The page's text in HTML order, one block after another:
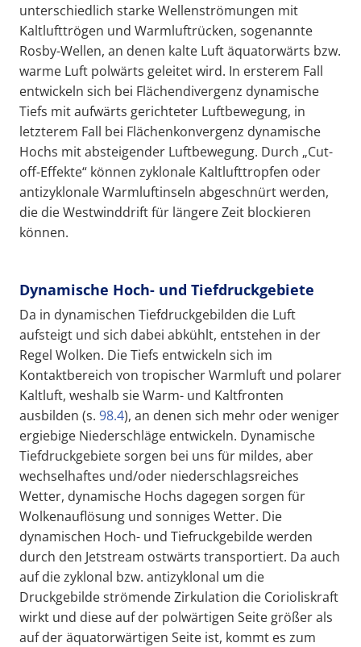
unterschiedlich starke Wellenströmungen mit
Kaltlufttrögen und Warmluftrücken, sogenannte
Rosby-Wellen, an denen kalte Luft äquatorwärts bzw.
warme Luft polwärts geleitet wird. In ersterem Fall
entwickeln sich bei Flächendivergenz dynamische
Tiefs mit aufwärts gerichteter Luftbewegung, in
letzterem Fall bei Flächenkonvergenz dynamische
Hochs mit absteigender Luftbewegung. Durch „Cut-
off-Effekte“ können zyklonale Kaltlufttropfen oder
antizyklonale Warmluftinseln abgeschnürt werden,
die die Westwinddrift für längere Zeit blockieren
können.
Dynamische Hoch- und Tiefdruckgebiete
Da in dynamischen Tiefdruckgebilden die Luft
aufsteigt und sich dabei abkühlt, entstehen in der
Regel Wolken. Die Tiefs entwickeln sich im
Kontaktbereich von tropischer Warmluft und polarer
Kaltluft, weshalb sie Warm- und Kaltfronten
ausbilden (s. 98.4), an denen sich mehr oder weniger
ergiebige Niederschläge entwickeln. Dynamische
Tiefdruckgebiete sorgen bei uns für mildes, aber
wechselhaftes und/oder niederschlagsreiches
Wetter, dynamische Hochs dagegen sorgen für
Wolkenauflösung und sonniges Wetter. Die
dynamischen Hoch- und Tiefruckgebilde werden
durch den Jetstream ostwärts transportiert. Da auch
auf die zyklonal bzw. antizyklonal um die
Druckgebilde strömende Zirkulation die Corioliskraft
wirkt und diese auf der polwärtigen Seite größer als
auf der äquatorwärtigen Seite ist, kommt es zum